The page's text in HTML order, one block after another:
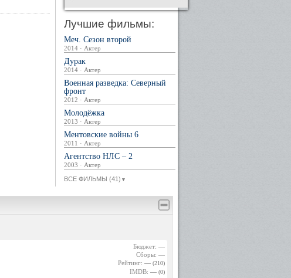
Лучшие фильмы:
Меч. Сезон второй
2014 · Актер
Дурак
2014 · Актер
Военная разведка: Северный
фронт
2012 · Актер
Молодёжка
2013 · Актер
Ментовские войны 6
2011 · Актер
Агентство НЛС – 2
2003 · Актер
ВСЕ ФИЛЬМЫ (41) ▼
Бюджет: —
Сборы: —
Рейтинг: — (210)
IMDB: — (0)